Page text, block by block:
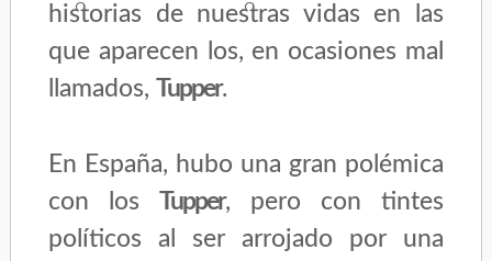
historias de nuestras vidas en las
que aparecen los, en ocasiones mal
llamados,Tupper.
En España, hubo una gran polémica
con losTupper, pero con tintes
políticos al ser arrojado por una